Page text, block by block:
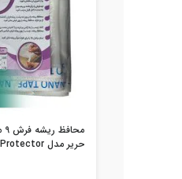
حریر مدل Carpet Protector